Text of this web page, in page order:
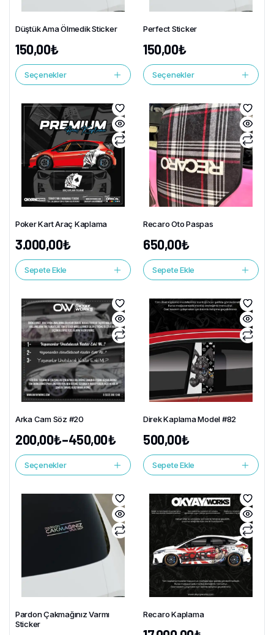
Düştük Ama Ölmedik Sticker
150,00₺
Seçenekler
Perfect Sticker
150,00₺
Seçenekler
Poker Kart Araç Kaplama
3.000,00₺
Sepete Ekle
Recaro Oto Paspas
650,00₺
Sepete Ekle
Arka Cam Söz #20
200,00₺–450,00₺
Seçenekler
Direk Kaplama Model #82
500,00₺
Sepete Ekle
Pardon Çakmağınız Varmı
Sticker
Recaro Kaplama